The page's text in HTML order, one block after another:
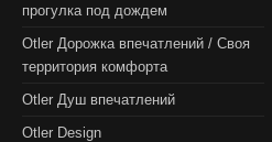
прогулка под дождем
Otler Дорожка впечатлений / Своя
территория комфорта
Otler Душ впечатлений
Otler Design